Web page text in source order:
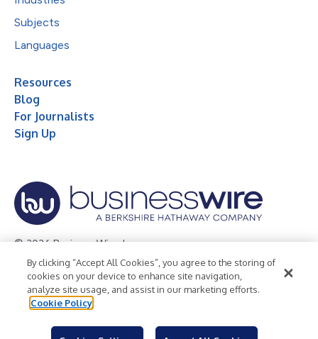
Subjects
Languages
Resources
Blog
For Journalists
Sign Up
© 2026 Business Wire, Inc.
Privacy Policy Cookie Policy
Accessibility Statement
Terms of Use
Legal
By clicking “Accept All Cookies”, you agree to the storing of
cookies on your device to enhance site navigation,
analyze site usage, and assist in our marketing efforts.
Cookie Policy